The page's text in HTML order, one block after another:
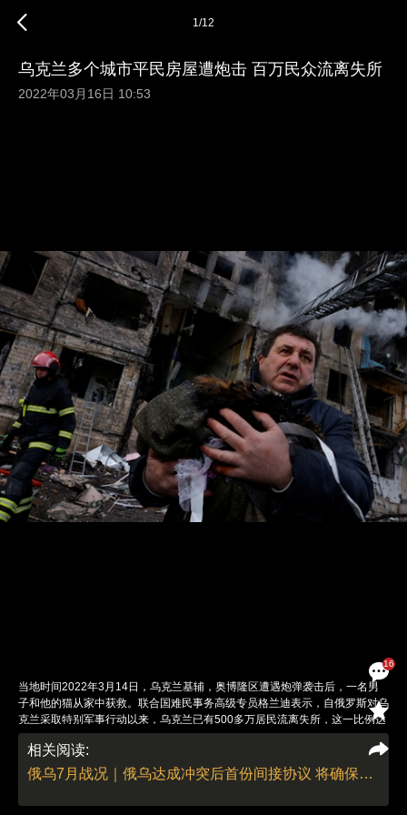
16
1/12
乌克兰多个城市平民房屋遭炮击 百万民众流离失所
2022年03月16日 10:53
当地时间2022年3月14日，乌克兰基辅，奥博隆区遭遇炮弹袭击后，一名男
子和他的猫从家中获救。联合国难民事务高级专员格兰迪表示，自俄罗斯对乌
克兰采取特别军事行动以来，乌克兰已有500多万居民流离失所，这一比例达
到乌克兰人口的10%-15%的。在所有流离失所者中，已有超过一半的人出境
离开乌克兰。他还评估，乌克兰4000多万人口中，有三分之一因缺乏人道主
义物资陷入困境，包括缺乏必需品、食品、药品和御寒毯等。图：Thomas
责任编辑：李泊静 | 版面编辑：李泊静
相关阅读:
俄乌7月战况｜俄乌达成冲突后首份间接协议 将确保乌克兰粮食安全出口（更新中）